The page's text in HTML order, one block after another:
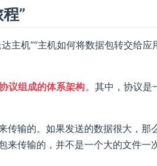
”
主机”“主机如何将数据包转交给
议组成的体系架构。其中，协议是
传输的。如果发送的数据很大，
来传输的，并不是一个大的文件一